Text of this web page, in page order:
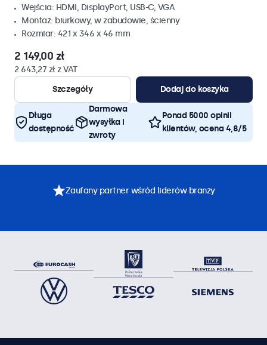
Wejścia: HDMI, DisplayPort, USB-C, VGA
Montaż: biurkowy, w zabudowie, ścienny
Rozmiar: 421 x 346 x 46 mm
2 149,00 zł
2 643,27 zł z VAT
Szczegóły
Dodaj do koszyka
Długa
dostępność
Darmowa
wysyłka i
zwroty
Ponad 5000 opinii
klientów, ocena 4,8/5
Zaufany partner wśród liderów branży